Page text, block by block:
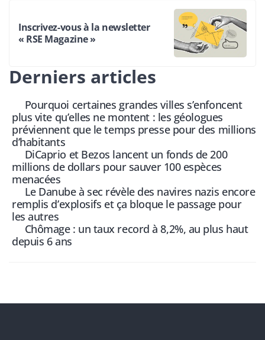
Inscrivez-vous à la newsletter
« RSE Magazine »
Derniers articles
Pourquoi certaines grandes villes s’enfoncent
plus vite qu’elles ne montent : les géologues
préviennent que le temps presse pour des millions
d’habitants
DiCaprio et Bezos lancent un fonds de 200
millions de dollars pour sauver 100 espèces
menacées
Le Danube à sec révèle des navires nazis encore
remplis d’explosifs et ça bloque le passage pour
les autres
Chômage : un taux record à 8,2%, au plus haut
depuis 6 ans